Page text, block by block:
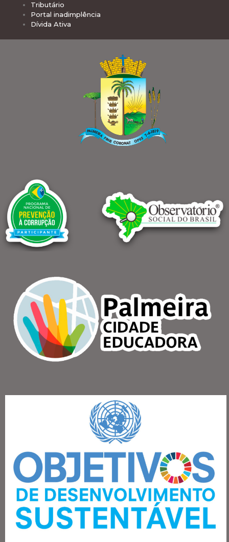
Tributário
Portal inadimplência
Dívida Ativa